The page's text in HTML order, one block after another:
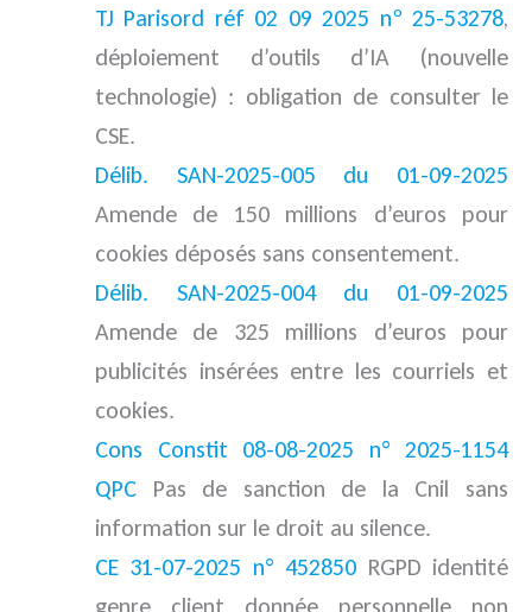
TJ Parisord réf 02 09 2025 nº 25-53278,
déploiement d’outils d’IA (nouvelle
technologie) : obligation de consulter le
CSE.
Délib. SAN-2025-005 du 01-09-2025
Amende de 150 millions d’euros pour
cookies déposés sans consentement.
Délib. SAN-2025-004 du 01-09-2025
Amende de 325 millions d’euros pour
publicités insérées entre les courriels et
cookies.
Cons Constit 08-08-2025 n° 2025-1154
QPC Pas de sanction de la Cnil sans
information sur le droit au silence.
CE 31-07-2025 n° 452850 RGPD identité